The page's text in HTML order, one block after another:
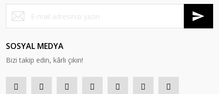
SOSYAL MEDYA
Bizi takip edin, kârlı çıkın!